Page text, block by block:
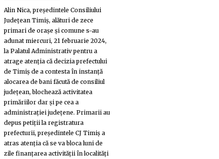
Alin Nica, președintele Consiliului
Județean Timiș, alături de zece
primari de orașe și comune s-au
adunat miercuri, 21 februarie 2024,
la Palatul Administrativ pentru a
atrage atenția că decizia prefectului
de Timiș de a contesta în instanță
alocarea de bani făcută de consiliul
județean, blochează activitatea
primăriilor dar și pe cea a
administrației județene. Primarii au
depus petiții la registratura
prefecturii, președintele CJ Timiș a
atras atenția că se va bloca luni de
zile finanțarea activității în localități